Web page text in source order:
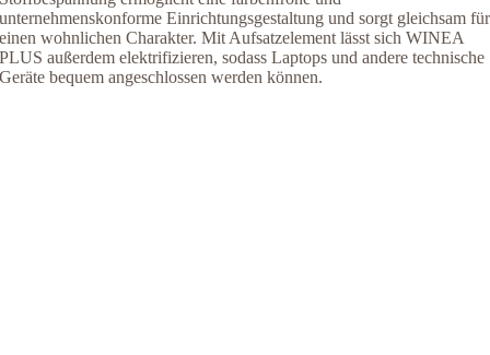
unternehmenskonforme Einrichtungsgestaltung und sorgt gleichsam für
einen wohnlichen Charakter. Mit Aufsatzelement lässt sich WINEA
PLUS außerdem elektrifizieren, sodass Laptops und andere technische
Geräte bequem angeschlossen werden können.